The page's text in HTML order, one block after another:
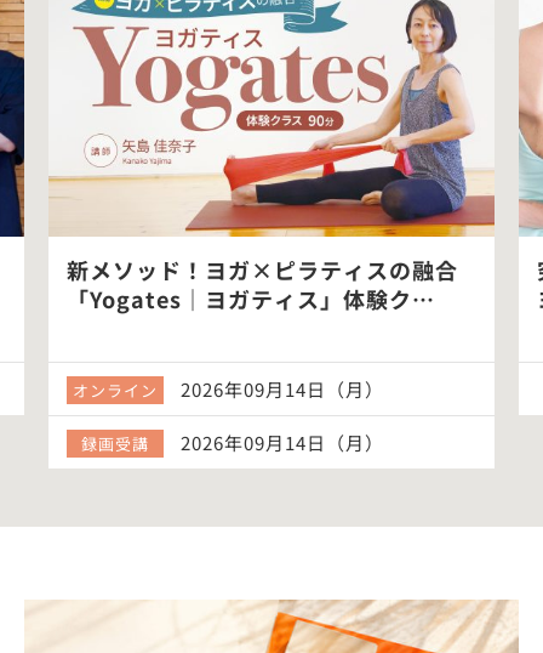
新メソッド！ヨガ×ピラティスの融合
「Yogates｜ヨガティス」体験ク…
オンライン 2026年09月14日（月）
録画受講 2026年09月14日（月）